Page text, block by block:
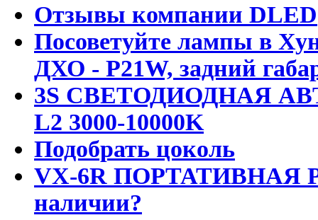
Отзывы компании DLED
Посоветуйте лампы в
ДХО - P21W, задний
3S СВЕТОДИОДНАЯ
L2 3000-10000K
Подобрать цоколь
VX-6R ПОРТАТИВНАЯ
наличии?